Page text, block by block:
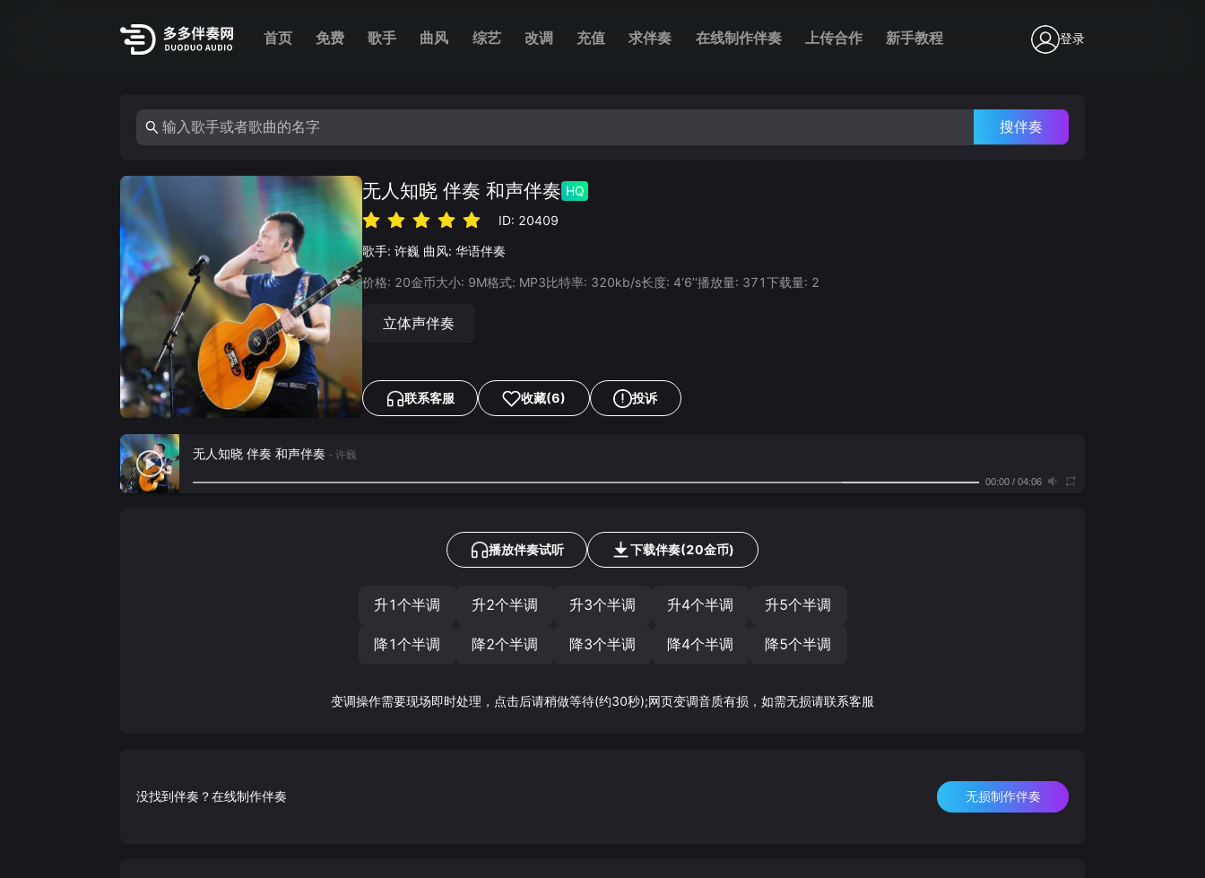
首页 免费 歌手 曲风 综艺 改调 充值 求伴奏 在线制作伴奏 上传合作 新手教程 登录
搜伴奏
无人知晓 伴奏 和声伴奏 HQ
ID: 20409
歌手: 许巍 曲风: 华语伴奏
价格: 20金币大小: 9M格式: MP3比特率: 320kb/s长度: 4‘6’‘播放量: 371下载量: 2
立体声伴奏
联系客服 收藏(6) 投诉
无人知晓 伴奏 和声伴奏 - 许巍
00:00/ 04:06
播放伴奏试听 下载伴奏(20金币)
升1个半调 升2个半调 升3个半调 升4个半调 升5个半调
降1个半调 降2个半调 降3个半调 降4个半调 降5个半调
变调操作需要现场即时处理，点击后请稍做等待(约30秒);网页变调音质有损，如需无损请联系客服
没找到伴奏？在线制作伴奏 无损制作伴奏